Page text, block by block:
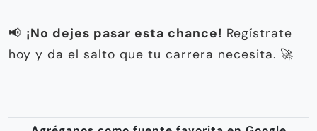
📢 ¡No dejes pasar esta chance! Regístrate
hoy y da el salto que tu carrera necesita. 🚀